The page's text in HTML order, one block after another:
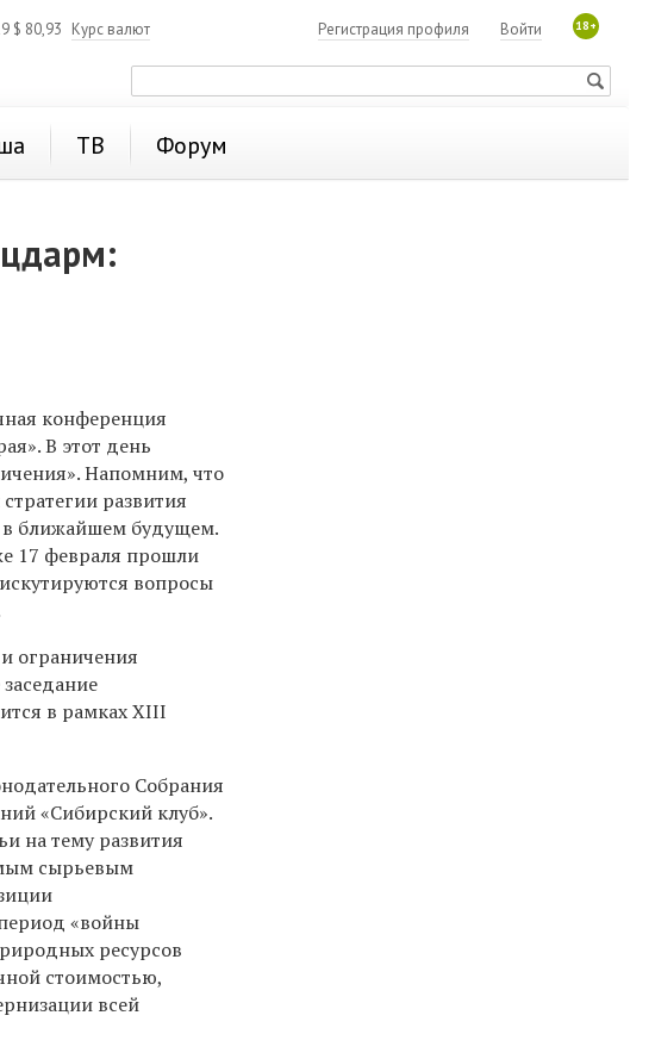
$ 80,93 Курс валют 18+
Войти
Регистрация профиля
ТВ Форум
конференция
В этот день
Напомним, что
развития
в ближайшем будущем.
17 февраля прошли
вопросы
ограничения
в рамках XIII
Собрания
«Сибирский клуб».
на тему развития
сырьевым
«войны
ресурсов
стоимостью,
всей